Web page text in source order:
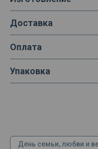
Доставка
Оплата
Упаковка
День семьи, любви и